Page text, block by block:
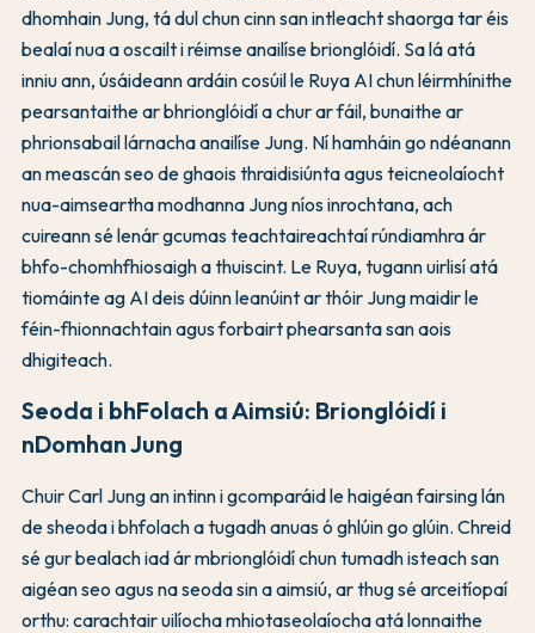
dhomhain Jung, tá dul chun cinn san intleacht shaorga tar éis
bealaí nua a oscailt i réimse anailíse brionglóidí. Sa lá atá
inniu ann, úsáideann ardáin cosúil le Ruya AI chun léirmhínithe
pearsantaithe ar bhrionglóidí a chur ar fáil, bunaithe ar
phrionsabail lárnacha anailíse Jung. Ní hamháin go ndéanann
an meascán seo de ghaois thraidisiúnta agus teicneolaíocht
nua-aimseartha modhanna Jung níos inrochtana, ach
cuireann sé lenár gcumas teachtaireachtaí rúndiamhra ár
bhfo-chomhfhiosaigh a thuiscint. Le Ruya, tugann uirlisí atá
tiomáinte ag AI deis dúinn leanúint ar thóir Jung maidir le
féin-fhionnachtain agus forbairt phearsanta san aois
dhigiteach.
Seoda i bhFolach a Aimsiú: Brionglóidí i
nDomhan Jung
Chuir Carl Jung an intinn i gcomparáid le haigéan fairsing lán
de sheoda i bhfolach a tugadh anuas ó ghlúin go glúin. Chreid
sé gur bealach iad ár mbrionglóidí chun tumadh isteach san
aigéan seo agus na seoda sin a aimsiú, ar thug sé arceitíopaí
orthu: carachtair uilíocha mhiotaseolaíocha atá lonnaithe